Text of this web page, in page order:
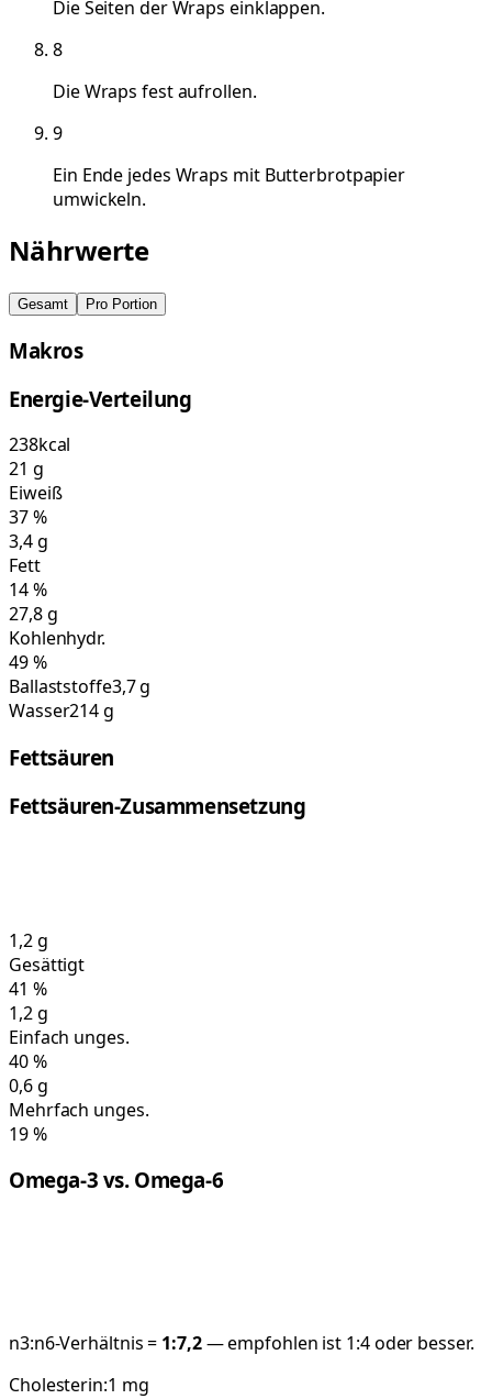
Die Seiten der Wraps einklappen.
8
Die Wraps fest aufrollen.
9
Ein Ende jedes Wraps mit Butterbrotpapier
umwickeln.
Nährwerte
Gesamt Pro Portion
Makros
Energie-Verteilung
238kcal
21 g
Eiweiß
37%
3,4g
Fett
14%
27,8g
Kohlenhydr.
49%
Ballaststoffe3,7 g
Wasser214 g
Fettsäuren
Fettsäuren-Zusammensetzung
1,2g
Gesättigt
41 %
1,2g
Einfach unges.
40%
0,6g
Mehrfach unges.
19%
Omega-3 vs. Omega-6
n3:n6-Verhältnis = 1:7,2— empfohlen ist 1:4 oder besser.
Cholesterin:1 mg